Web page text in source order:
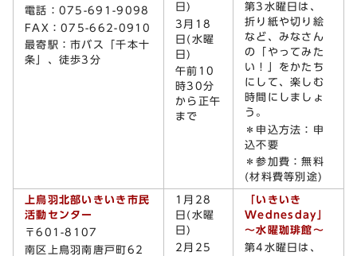
電話：075-691-9098
FAX：075-662-0910
最寄駅：市バス「千本十
条」、徒歩3分
日)
3月18
日(水曜
日)
午前10
時30分
から正午
まで
第3水曜日は、
折り紙や切り絵
など、みなさん
の「やってみた
い！」をかたち
にして、楽しむ
時間にしましょ
う。
＊申込方法：申
込不要
＊参加費：無料
(材料費等別途)
上鳥羽北部いきいき市民
活動センター
〒601-8107
南区上鳥羽南唐戸町62
1月28
日(水曜
日)
2月25
「いきいき
Wednesday」
～水曜珈琲館～
第4水曜日は、